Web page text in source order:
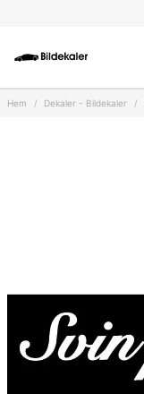
Hem Dekaler - Bildekaler